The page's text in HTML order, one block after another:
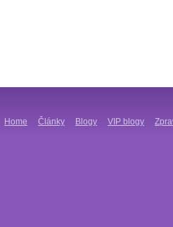
Home Články Blogy VIP blogy